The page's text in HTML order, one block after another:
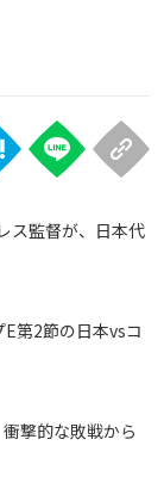
iOS Apps
TV
ス監督が、日本代
第2節の日本vsコ
撃的な敗戦から